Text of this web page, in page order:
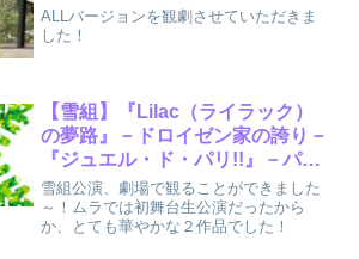
ALLバージョンを観劇させていただきま
した！
【雪組】『Lilac（ライラック）
の夢路』－ドロイゼン家の誇り－
『ジュエル・ド・パリ!!』－パリ
の宝石たち－その２
雪組公演、劇場で観ることができました
～！ムラでは初舞台生公演だったから
か、とても華やかな２作品でした！